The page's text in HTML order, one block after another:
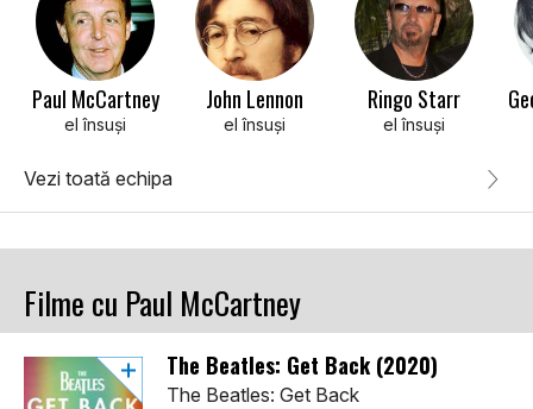
Paul McCartney
el însuşi
John Lennon
el însuşi
Ringo Starr
el însuşi
Vezi toată echipa
Filme cu Paul McCartney
The Beatles: Get Back (2020)
The Beatles: Get Back